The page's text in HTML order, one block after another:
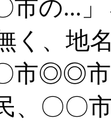
市の...
く、地
市◎◎市
、〇